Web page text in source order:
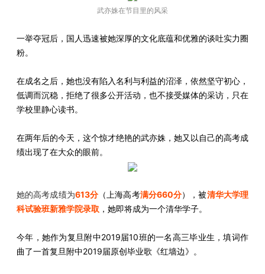
武亦姝在节目里的风采
一举夺冠后，国人迅速被她深厚的文化底蕴和优雅的谈吐实力圈
粉。
在成名之后，她也没有陷入名利与利益的沼泽，依然坚守初心，
低调而沉稳，拒绝了很多公开活动，也不接受媒体的采访，只在
学校里静心读书。
在两年后的今天，这个惊才绝艳的武亦姝，她又以自己的高考成
绩出现了在大众的眼前。
她的高考成绩为613分 （上海高考满分660分），被清华大学理
科试验班新雅学院录取 ，她即将成为一个清华学子。
今年，她作为复旦附中2019届10班的一名高三毕业生，填词作
曲了一首复旦附中2019届原创毕业歌《红墙边》。